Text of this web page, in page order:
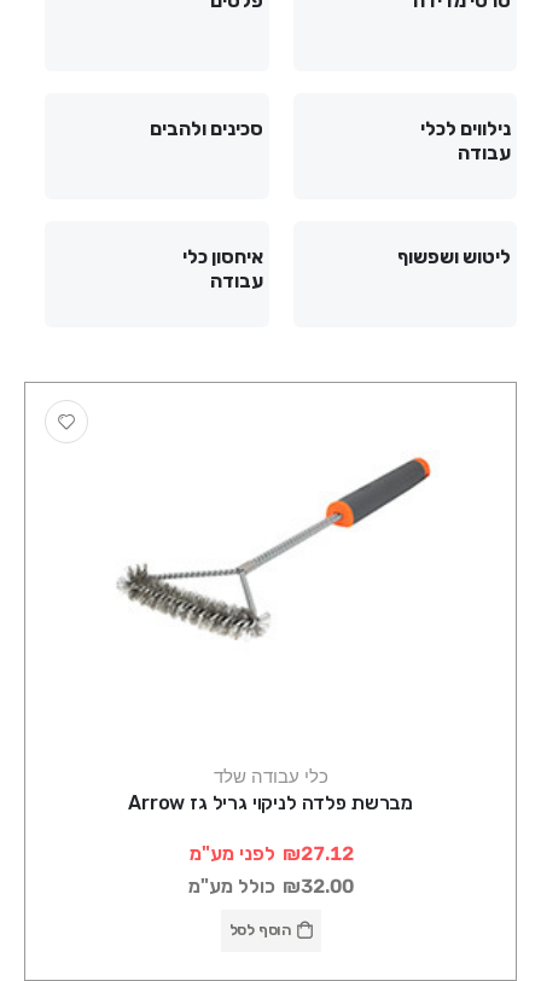
נילווים לכלי
עבודה
סכינים ולהבים
ליטוש ושפשוף
איחסון כלי
עבודה
כלי עבודה שלד
מברשת פלדה לניקוי גריל גז Arrow
₪27.12 לפני מע"מ
₪32.00 כולל מע"מ
הוסף לסל